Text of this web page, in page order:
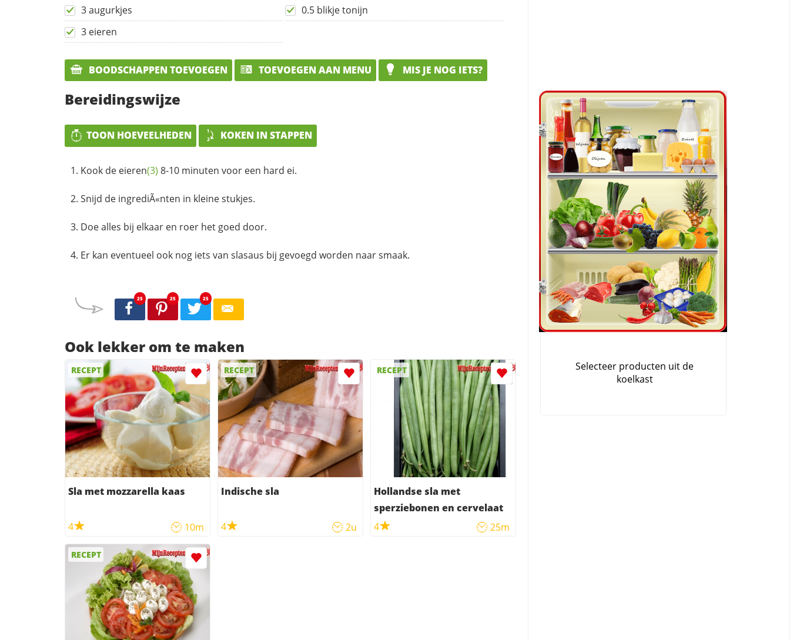
3 augurkjes
0.5 blikje tonijn
3 eieren
BOODSCHAPPEN TOEVOEGEN TOEVOEGEN AAN MENU MIS JE NOG IETS?
Bereidingswijze
TOON HOEVEELHEDEN KOKEN IN STAPPEN
Kook de eieren(3) 8-10 minuten voor een hard ei.
Snijd de ingrediÃ«nten in kleine stukjes.
Doe alles bij elkaar en roer het goed door.
Er kan eventueel ook nog iets van slasaus bij gevoegd worden naar smaak.
25 25 25
Ook lekker om te maken
RECEPT
Sla met mozzarella kaas
4 10m
RECEPT
Indische sla
4 2u
RECEPT
Hollandse sla met
sperziebonen en cervelaat
4
25m
RECEPT